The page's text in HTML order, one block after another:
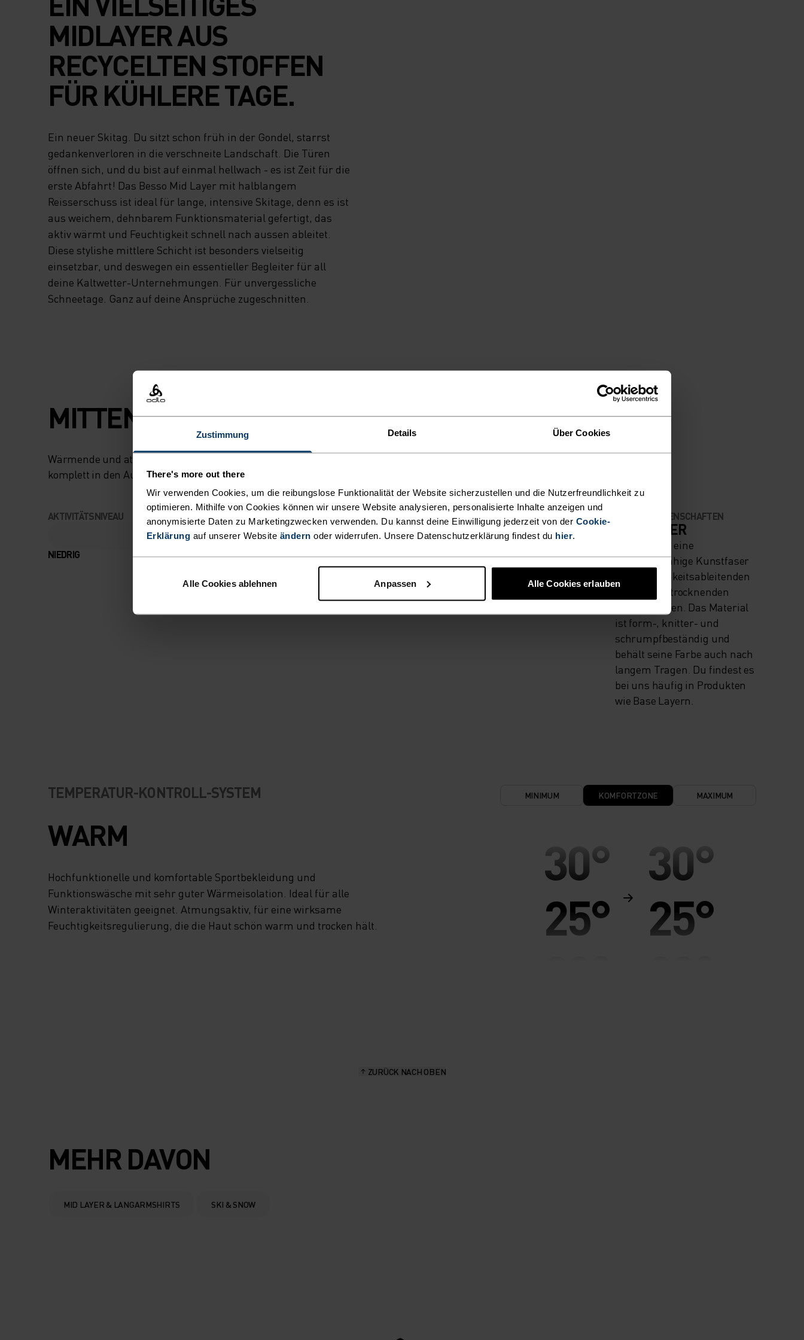
Zustimmung Details Über Cookies
There's more out there
Wir verwenden Cookies, um die reibungslose Funktionalität der Website sicherzustellen und die Nutzerfreundlichkeit zu
optimieren. Mithilfe von Cookies können wir unsere Website analysieren, personalisierte Inhalte anzeigen und
anonymisierte Daten zu Marketingzwecken verwenden. Du kannst deine Einwilligung jederzeit von der Cookie-
Erklärung auf unserer Website ändern oder widerrufen. Unsere Datenschutzerklärung findest du hier.
Alle Cookies ablehnen Anpassen Alle Cookies erlauben
MIDLAYER AUS
RECYCELTEN STOFFEN
FÜR KÜHLERE TAGE.
Ein neuer Skitag. Du sitzt schon früh in der Gondel, starrst
gedankenverloren in die verschneite Landschaft. Die Türen
öffnen sich, und du bist auf einmal hellwach - es ist Zeit für die
erste Abfahrt! Das Besso Mid Layer mit halblangem
Reisserschuss ist ideal für lange, intensive Skitage, denn es ist
aus weichem, dehnbarem Funktionsmaterial gefertigt, das
aktiv wärmt und Feuchtigkeit schnell nach aussen ableitet.
Diese stylishe mittlere Schicht ist besonders vielseitig
einsetzbar, und deswegen ein essentieller Begleiter für all
deine Kaltwetter-Unternehmungen. Für unvergessliche
Schneetage. Ganz auf deine Ansprüche zugeschnitten.
MITTEN IM MOMENT
Wärmende und atmungsaktive Performance-Kleidung, mit der du
komplett in den Augenblick eintauchst.
AKTIVITÄTSNIVEAU
NIEDRIG MODERAT HOCH
AKTIVITÄTSART
ALLES MODERATE
AKTIVITÄTEN
Wandern - Ski & Snow
MATERIALEIGENSCHAFTEN
POLYESTER
Polyester ist eine
strapazierfähige Kunstfaser
mit feuchtigkeitsableitenden
und schnelltrocknenden
Eigenschaften. Das Material
ist form-, knitter- und
schrumpfbeständig und
behält seine Farbe auch nach
langem Tragen. Du findest es
bei uns häufig in Produkten
wie Base Layern.
TEMPERATUR-KONTROLL-SYSTEM
WARM
Hochfunktionelle und komfortable Sportbekleidung und
Funktionswäsche mit sehr guter Wärmeisolation. Ideal für alle
Winteraktivitäten geeignet. Atmungsaktiv, für eine wirksame
Feuchtigkeitsregulierung, die die Haut schön warm und trocken hält.
MINIMUM KOMFORTZONE MAXIMUM
30°
25°
30°
25°
ZURÜCK NACH OBEN
MEHR DAVON
MID LAYER & LANGARMSHIRTS SKI & SNOW